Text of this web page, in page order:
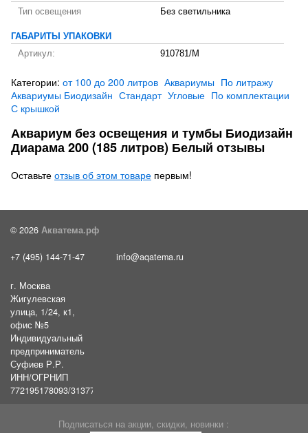
Тип освещения
Без светильника
ГАБАРИТЫ УПАКОВКИ
Артикул:
910781/M
Категории: от 100 до 200 литров Аквариумы По литражу
Аквариумы Биодизайн Стандарт Угловые По комплектации
С крышкой
Аквариум без освещения и тумбы Биодизайн
Диарама 200 (185 литров) Белый отзывы
Оставьте отзыв об этом товаре первым!
© 2026 Акватема.рф
+7 (495) 144-71-47 info@aqatema.ru
г. Москва
Жигулевская
улица, 1/24, к1,
офис №5
Индивидуальный
предприниматель
Суфиев Р.Р.
ИНН/ОГРНИП
772195178093/31377461610054
Подписаться на акции, скидки, новинки :